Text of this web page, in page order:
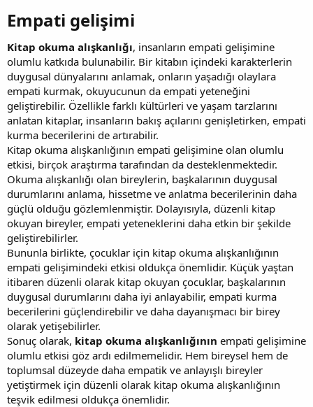
Empati gelişimi​
Kitap okuma alışkanlığı, insanların empati gelişimine
olumlu katkıda bulunabilir. Bir kitabın içindeki karakterlerin
duygusal dünyalarını anlamak, onların yaşadığı olaylara
empati kurmak, okuyucunun da empati yeteneğini
geliştirebilir. Özellikle farklı kültürleri ve yaşam tarzlarını
anlatan kitaplar, insanların bakış açılarını genişletirken, empati
kurma becerilerini de artırabilir.
Kitap okuma alışkanlığının empati gelişimine olan olumlu
etkisi, birçok araştırma tarafından da desteklenmektedir.
Okuma alışkanlığı olan bireylerin, başkalarının duygusal
durumlarını anlama, hissetme ve anlatma becerilerinin daha
güçlü olduğu gözlemlenmiştir. Dolayısıyla, düzenli kitap
okuyan bireyler, empati yeteneklerini daha etkin bir şekilde
geliştirebilirler.
Bununla birlikte, çocuklar için kitap okuma alışkanlığının
empati gelişimindeki etkisi oldukça önemlidir. Küçük yaştan
itibaren düzenli olarak kitap okuyan çocuklar, başkalarının
duygusal durumlarını daha iyi anlayabilir, empati kurma
becerilerini güçlendirebilir ve daha dayanışmacı bir birey
olarak yetişebilirler.
Sonuç olarak, kitap okuma alışkanlığının empati gelişimine
olumlu etkisi göz ardı edilmemelidir. Hem bireysel hem de
toplumsal düzeyde daha empatik ve anlayışlı bireyler
yetiştirmek için düzenli olarak kitap okuma alışkanlığının
teşvik edilmesi oldukça önemlidir.